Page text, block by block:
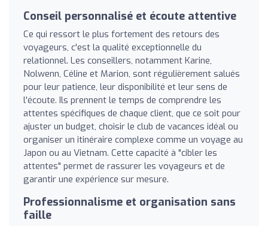
Conseil personnalisé et écoute attentive
Ce qui ressort le plus fortement des retours des
voyageurs, c'est la qualité exceptionnelle du
relationnel. Les conseillers, notamment Karine,
Nolwenn, Céline et Marion, sont régulièrement salués
pour leur patience, leur disponibilité et leur sens de
l'écoute. Ils prennent le temps de comprendre les
attentes spécifiques de chaque client, que ce soit pour
ajuster un budget, choisir le club de vacances idéal ou
organiser un itinéraire complexe comme un voyage au
Japon ou au Vietnam. Cette capacité à "cibler les
attentes" permet de rassurer les voyageurs et de
garantir une expérience sur mesure.
Professionnalisme et organisation sans
faille